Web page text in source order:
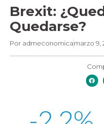
Brexit:
Quedarse?
Por admeconomicamarzo 9,